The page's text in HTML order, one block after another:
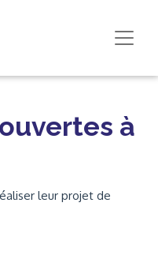
à
leur projet de